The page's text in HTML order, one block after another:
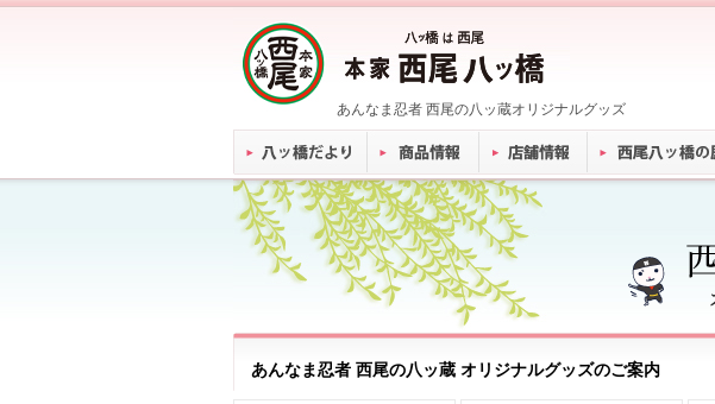
あんなま忍者 西尾の八ッ蔵オリジナルグッズ
あんなま忍者 西尾の八ッ蔵 オリジナルグッズのご案内